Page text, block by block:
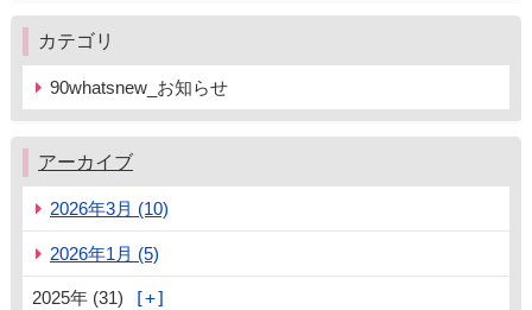
カテゴリ
90whatsnew_お知らせ
アーカイブ
2026年3月 (10)
2026年1月 (5)
2025年 (31)